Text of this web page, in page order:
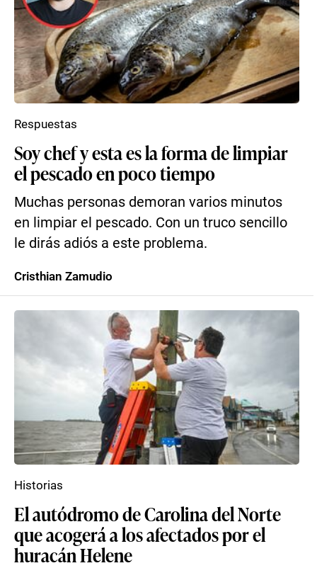
Soy chef y esta es la forma de limpiar
el pescado en poco tiempo
Muchas personas demoran varios minutos
en limpiar el pescado. Con un truco sencillo
le dirás adiós a este problema.
Respuestas
Cristhian Zamudio
El autódromo de Carolina del Norte
que acogerá a los afectados por el
huracán Helene
Historias